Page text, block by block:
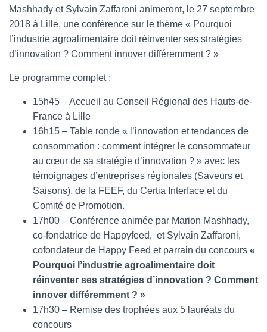
Mashhady et Sylvain Zaffaroni animeront, le 27 septembre
2018 à Lille, une conférence sur le thème « Pourquoi
l’industrie agroalimentaire doit réinventer ses stratégies
d’innovation ? Comment innover différemment ? »
Le programme complet :
15h45 – Accueil au Conseil Régional des Hauts-de-
France à Lille
16h15 – Table ronde « l’innovation et tendances de
consommation : comment intégrer le consommateur
au cœur de sa stratégie d’innovation ? » avec les
témoignages d’entreprises régionales (Saveurs et
Saisons), de la FEEF, du Certia Interface et du
Comité de Promotion.
17h00 – Conférence animée par Marion Mashhady,
co-fondatrice de Happyfeed, et Sylvain Zaffaroni,
cofondateur de Happy Feed et parrain du concours «
Pourquoi l’industrie agroalimentaire doit
réinventer ses stratégies d’innovation ? Comment
innover différemment ? »
17h30 – Remise des trophées aux 5 lauréats du
concours